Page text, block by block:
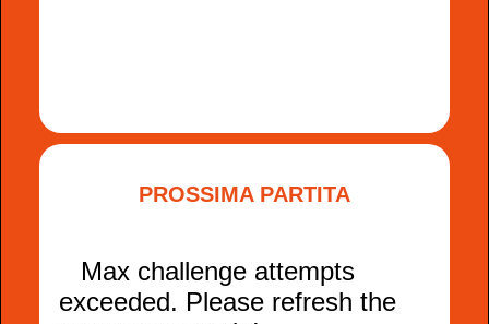
PROSSIMA PARTITA